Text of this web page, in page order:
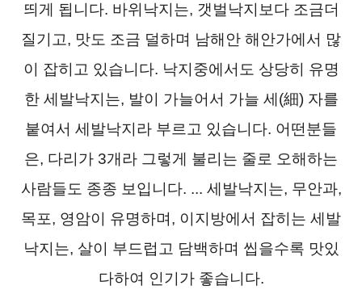
띄게 됩니다. 바위낙지는, 갯벌낙지보다 조금더
질기고, 맛도 조금 덜하며 남해안 해안가에서 많
이 잡히고 있습니다. 낙지중에서도 상당히 유명
한 세발낙지는, 발이 가늘어서 가늘 세(細) 자를
붙여서 세발낙지라 부르고 있습니다. 어떤분들
은, 다리가 3개라 그렇게 불리는 줄로 오해하는
사람들도 종종 보입니다. ... 세발낙지는, 무안과,
목포, 영암이 유명하며, 이지방에서 잡히는 세발
낙지는, 살이 부드럽고 담백하며 씹을수록 맛있
다하여 인기가 좋습니다.